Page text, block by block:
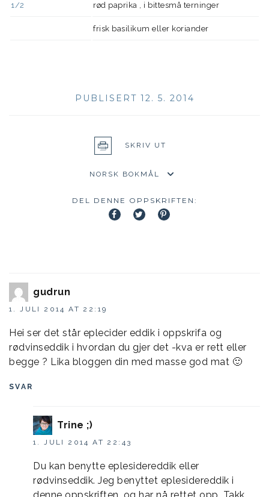
1/2 rød paprika , i bittesmå terninger
frisk basilikum eller koriander
PUBLISERT 12. 5. 2014
SKRIV UT
DEL DENNE OPPSKRIFTEN:
gudrun
1. JULI 2014 AT 22:19
Hei ser det står eplecider eddik i oppskrifa og
rødvinseddik i hvordan du gjer det -kva er rett eller
begge ? Lika bloggen din med masse god mat 🙂
SVAR
Trine ;)
1. JULI 2014 AT 22:43
Du kan benytte eplesidereddik eller
rødvinseddik. Jeg benyttet eplesidereddik i